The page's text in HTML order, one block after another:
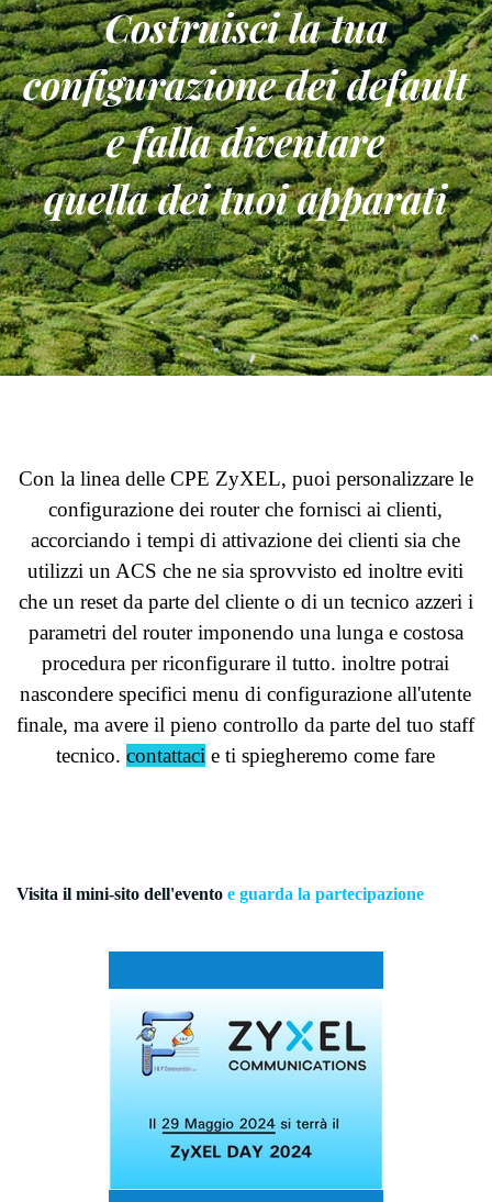
Costruisci la tua
configurazione dei default
e falla diventare
quella dei tuoi apparati
Con la linea delle CPE ZyXEL, puoi personalizzare le
configurazione dei router che fornisci ai clienti,
accorciando i tempi di attivazione dei clienti sia che
utilizzi un ACS che ne sia sprovvisto ed inoltre eviti
che un reset da parte del cliente o di un tecnico azzeri i
parametri del router imponendo una lunga e costosa
procedura per riconfigurare il tutto. inoltre potrai
nascondere specifici menu di configurazione all'utente
finale, ma avere il pieno controllo da parte del tuo staff
tecnico.contattaci e ti spiegheremo come fare
Visita il mini-sito dell'evento e guarda la partecipazione